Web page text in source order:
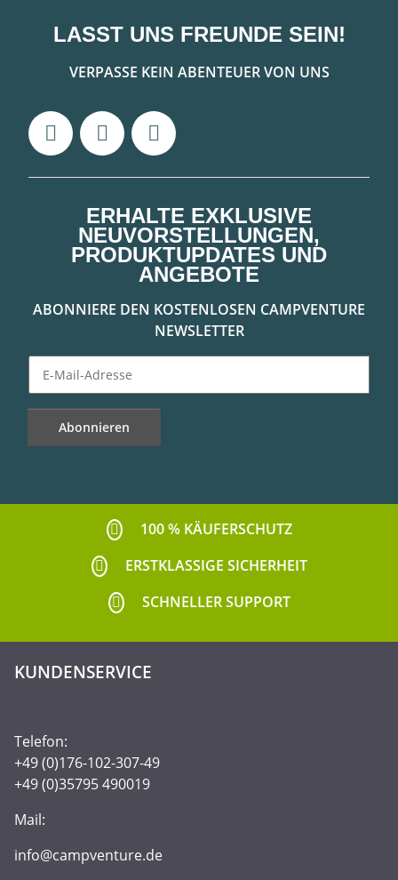
LASST UNS FREUNDE SEIN!
VERPASSE KEIN ABENTEUER VON UNS
ERHALTE EXKLUSIVE
NEUVORSTELLUNGEN,
PRODUKTUPDATES UND
ANGEBOTE
ABONNIERE DEN KOSTENLOSEN CAMPVENTURE
NEWSLETTER
Abonnieren
100 % KÄUFERSCHUTZ
ERSTKLASSIGE SICHERHEIT
SCHNELLER SUPPORT
KUNDENSERVICE
Telefon:
+49 (0)176-102-307-49
+49 (0)35795 490019
Mail:
info@campventure.de